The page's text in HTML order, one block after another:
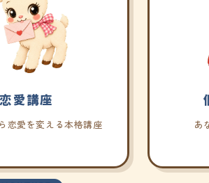
恋愛講座
恋愛を変える本格講座 あ